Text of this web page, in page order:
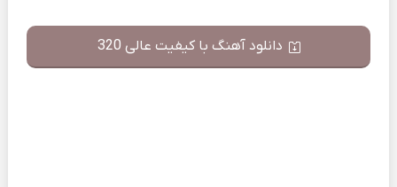
دانلود آهنگ با کیفیت عالی 320